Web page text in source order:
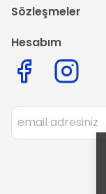
Sözleşmeler
Hesabım